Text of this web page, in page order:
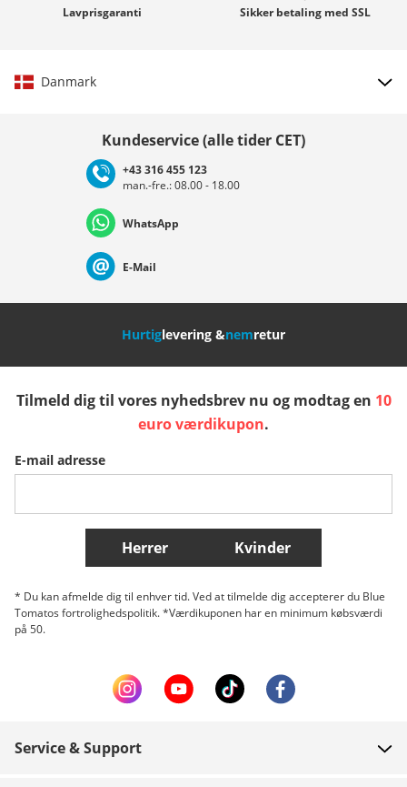
Lavprisgaranti Sikker betaling med SSL
Danmark
Deutschland Österreich
Nederland Italia (Italiano) Italien (Deutsch)
Slovenija
Belgique (Français) Danmark Norge
Flere lande
Kundeservice (alle tider CET)
+43 316 455 123
man.-fre.: 08.00 - 18.00
WhatsApp
E-Mail
Hurtiglevering &nemretur
Tilmeld dig til vores nyhedsbrev nu og modtag en 10
euro værdikupon.
E-mail adresse
Herrer Kvinder
* Du kan afmelde dig til enhver tid. Ved at tilmelde dig accepterer du Blue
Tomatos fortrolighedspolitik. *Værdikuponen har en minimum købsværdi
på 50.
Service & Support